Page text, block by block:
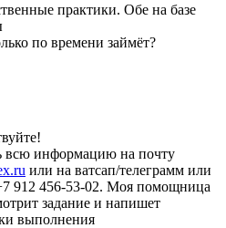
практики. Обе на базе
по времени займёт?
всю информацию на почту
или на ватсап/телеграмм или
912 456-53-02. Моя помощница
задание и напишет
выполнения